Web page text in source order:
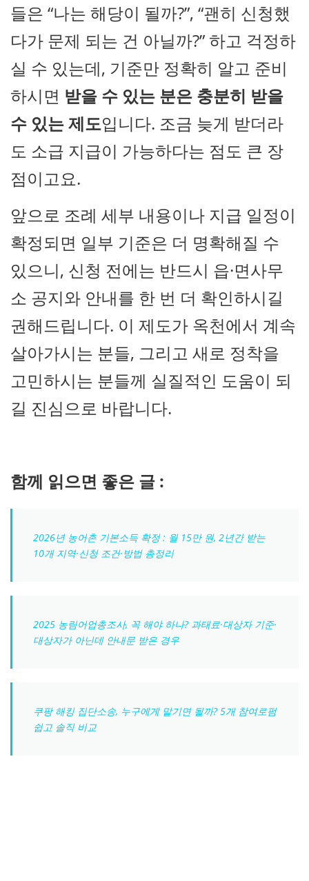
들은 “나는 해당이 될까?”, “괜히 신청했
다가 문제 되는 건 아닐까?” 하고 걱정하
실 수 있는데, 기준만 정확히 알고 준비
하시면 받을 수 있는 분은 충분히 받을
수 있는 제도입니다. 조금 늦게 받더라
도 소급 지급이 가능하다는 점도 큰 장
점이고요.
앞으로 조례 세부 내용이나 지급 일정이
확정되면 일부 기준은 더 명확해질 수
있으니, 신청 전에는 반드시 읍·면사무
소 공지와 안내를 한 번 더 확인하시길
권해드립니다. 이 제도가 옥천에서 계속
살아가시는 분들, 그리고 새로 정착을
고민하시는 분들께 실질적인 도움이 되
길 진심으로 바랍니다.
함께 읽으면 좋은 글 :
2026년 농어촌 기본소득 확정 : 월 15만 원, 2년간 받는
10개 지역·신청 조건·방법 총정리
2025 농림어업총조사, 꼭 해야 하나? 과태료·대상자 기준·
대상자가 아닌데 안내문 받은 경우
쿠팡 해킹 집단소송, 누구에게 맡기면 될까? 5개 참여로펌
쉽고 솔직 비교